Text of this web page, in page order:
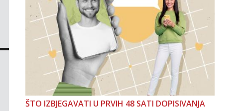
ŠTO IZBJEGAVATI U PRVIH 48 SATI DOPISIVANJA